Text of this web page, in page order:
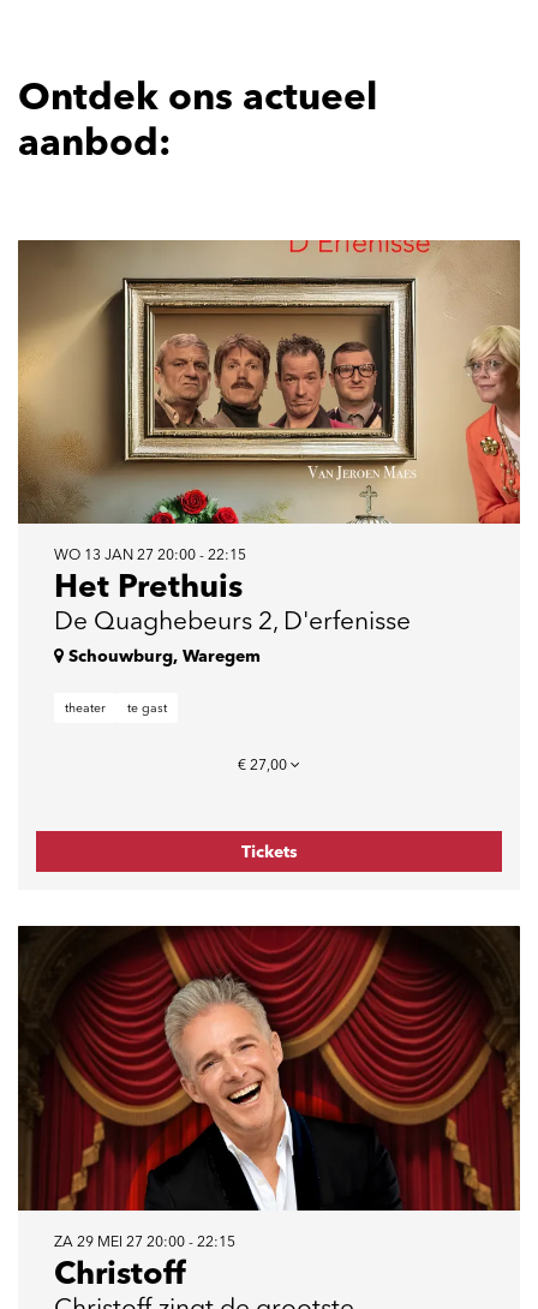
Ontdek ons actueel
aanbod:
Het Prethuis
De Quaghebeurs 2, D'erfenisse
WO 13 JAN 27 20:00 - 22:15
Schouwburg, Waregem
theater te gast
€ 27,00
Tickets
Christoff
ZA 29 MEI 27 20:00 - 22:15